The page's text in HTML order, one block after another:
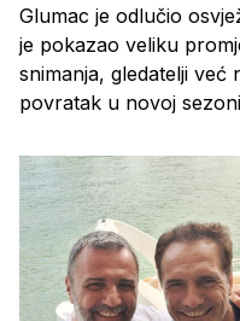
Glumac je odlučio
je pokazao veliku
snimanja, gledatelji već
povratak u novoj